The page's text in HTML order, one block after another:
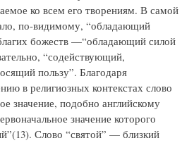
ко всем его творениям. В самой
по-видимому, “обладающий
божеств —“обладающий силой
“содействующий,
пользу”. Благодаря
в религиозных контекстах слово
значение, подобно английскому
значение которого
Слово “святой” — близкий